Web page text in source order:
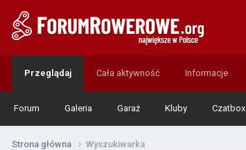
Przeglądaj
Forum Galeria Garaż Kluby Czatbox
Cała aktywność Informacje
Strona główna Wyszukiwarka